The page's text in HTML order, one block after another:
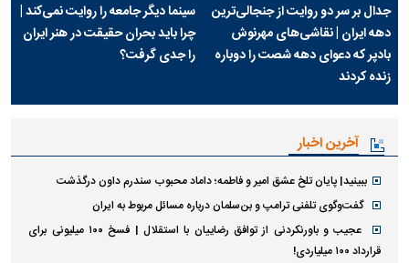
جدال بر سر دو روایت از جنجالی‌ترین
دهه ایران | نقاشی‌های مهرنوش
بادپر که دعوای دهه شصت را دوباره
زنده کردند
سینما دیگر جامعه را روایت نمی‌کند |
چرا باید بحران حقیقت در هنر ایران
را جدی گرفت؟
آخرین اخبار
ببینید| پایان تلخ عشق امیر و فاطمه؛ داماد محبوب سندرم داون درگذشت
گفت‌وگوی تلفنی ترامپ و بن‌سلمان درباره مسائل مربوط به ایران
عجیب و باورنکردنی از توافق رضاییان با استقلال | فسخ ۱۰۰ میلیونی برای
قرارداد ۱۰۰ میلیاردی!